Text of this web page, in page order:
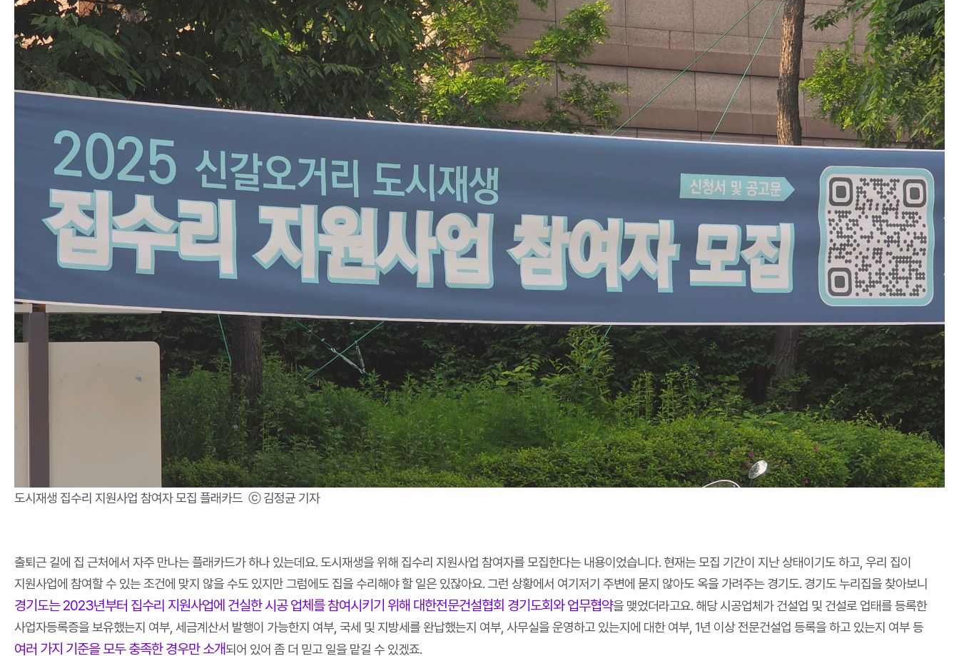
도시재생 집수리 지원사업 참여자 모집 플래카드 ⓒ 김정균 기자
출퇴근 길에 집 근처에서 자주 만나는 플래카드가 하나 있는데요. 도시재생을 위해 집수리 지원사업 참여자를 모집한다는 내용이었습니다. 현재는 모집 기간이 지난 상태이기도 하고, 우리 집이
지원사업에 참여할 수 있는 조건에 맞지 않을 수도 있지만 그럼에도 집을 수리해야 할 일은 있잖아요. 그런 상황에서 여기저기 주변에 묻지 않아도 옥을 가려주는 경기도. 경기도 누리집을 찾아보니
경기도는 2023년부터 집수리 지원사업에 건실한 시공 업체를 참여시키기 위해 대한전문건설협회 경기도회와 업무협약을 맺었더라고요. 해당 시공업체가 건설업 및 건설로 업태를 등록한
사업자등록증을 보유했는지 여부, 세금계산서 발행이 가능한지 여부, 국세 및 지방세를 완납했는지 여부, 사무실을 운영하고 있는지에 대한 여부, 1년 이상 전문건설업 등록을 하고 있는지 여부 등
여러 가지 기준을 모두 충족한 경우만 소개되어 있어 좀 더 믿고 일을 맡길 수 있겠죠.